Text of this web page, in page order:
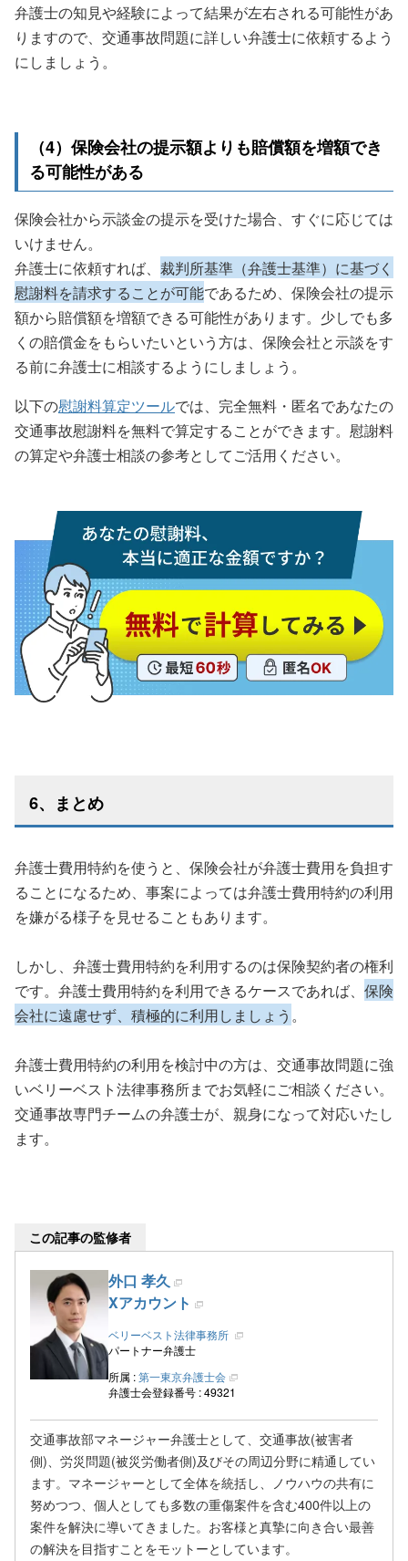
弁護士の知見や経験によって結果が左右される可能性があ
りますので、交通事故問題に詳しい弁護士に依頼するよう
にしましょう。
（4）保険会社の提示額よりも賠償額を増額でき
る可能性がある
保険会社から示談金の提示を受けた場合、すぐに応じては
いけません。
弁護士に依頼すれば、 裁判所基準（弁護士基準）に基づく
慰謝料を請求することが可能であるため、保険会社の提示
額から賠償額を増額できる可能性があります。少しでも多
くの賠償金をもらいたいという方は、保険会社と示談をす
る前に弁護士に相談するようにしましょう。
以下の慰謝料算定ツールでは、完全無料・匿名であなたの
交通事故慰謝料を無料で算定することができます。慰謝料
の算定や弁護士相談の参考としてご活用ください。
6、まとめ
弁護士費用特約を使うと、保険会社が弁護士費用を負担す
ることになるため、事案によっては弁護士費用特約の利用
を嫌がる様子を見せることもあります。
しかし、弁護士費用特約を利用するのは保険契約者の権利
です。弁護士費用特約を利用できるケースであれば、 保険
会社に遠慮せず、積極的に利用しましょう 。
弁護士費用特約の利用を検討中の方は、交通事故問題に強
いベリーベスト法律事務所までお気軽にご相談ください。
交通事故専門チームの弁護士が、親身になって対応いたし
ます。
この記事の監修者
外口 孝久
Xアカウント
ベリーベスト法律事務所
パートナー弁護士
所属 :第一東京弁護士会
弁護士会登録番号 : 49321
交通事故部マネージャー弁護士として、交通事故(被害者
側)、労災問題(被災労働者側)及びその周辺分野に精通してい
ます。マネージャーとして全体を統括し、ノウハウの共有に
努めつつ、個人としても多数の重傷案件を含む400件以上の
案件を解決に導いてきました。お客様と真摯に向き合い最善
の解決を目指すことをモットーとしています。